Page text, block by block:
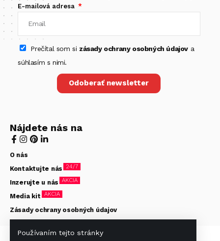
Používaním tejto stránky
E-mailová adresa
Prečítal som si zásady ochrany osobných údajova
súhlasím s nimi.
Odoberať newsletter
Nájdete nás na
O nás
Kontaktujte nás 24/7
Inzerujte u nás AKCIA
Media kit AKCIA
Zásady ochrany osobných údajov
© Hotelier 2020-2026. Všetky práva vyhradené. Stránky